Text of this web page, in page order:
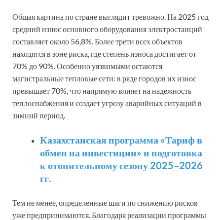
Общая картина по стране выглядит тревожно. На 2025 год
средний износ основного оборудования электростанций
составляет около 56,8%. Более трети всех объектов
находятся в зоне риска, где степень износа достигает от
70% до 90%. Особенно уязвимыми остаются
магистральные тепловые сети: в ряде городов их износ
превышает 70%, что напрямую влияет на надежность
теплоснабжения и создает угрозу аварийных ситуаций в
зимний период.
Казахстанская программа «Тариф в
обмен на инвестиции» и подготовка
к отопительному сезону 2025–2026
гг.
Тем не менее, определенные шаги по снижению рисков
уже предпринимаются. Благодаря реализации программы